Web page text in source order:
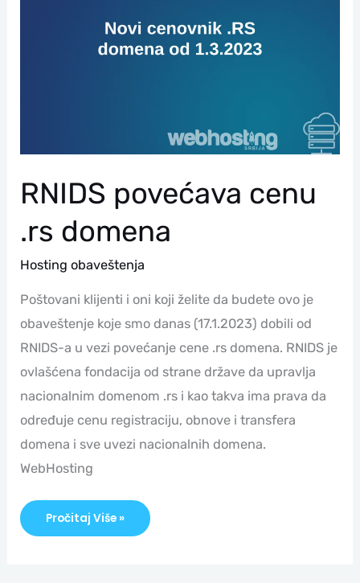
RNIDS povećava cenu
.rs domena
Hosting obaveštenja
Poštovani klijenti i oni koji želite da budete ovo je
obaveštenje koje smo danas (17.1.2023) dobili od
RNIDS-a u vezi povećanje cene .rs domena. RNIDS je
ovlašćena fondacija od strane države da upravlja
nacionalnim domenom .rs i kao takva ima prava da
određuje cenu registraciju, obnove i transfera
domena i sve uvezi nacionalnih domena.
WebHosting
Pročitaj Više »